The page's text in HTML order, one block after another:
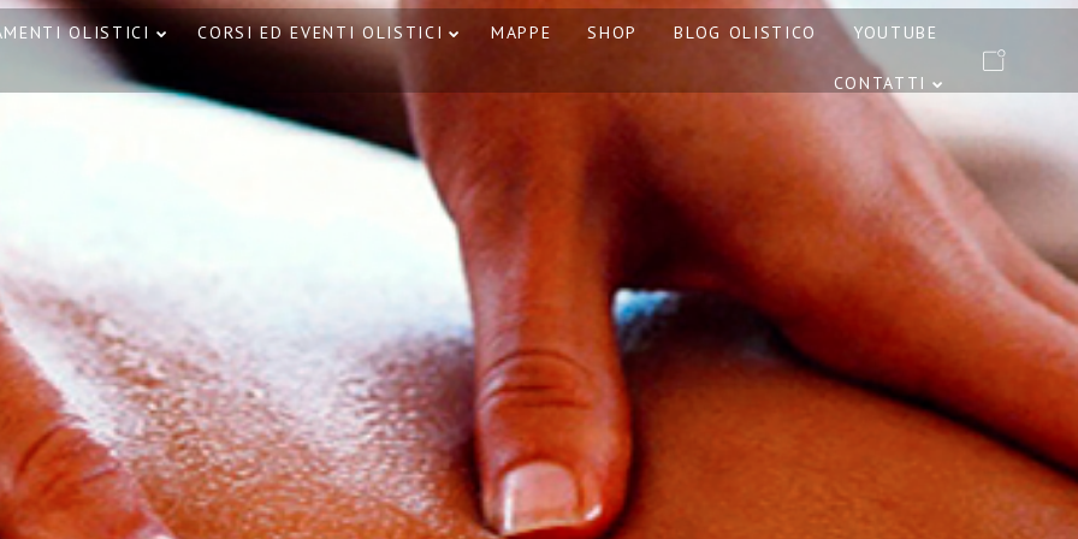
30
OTTOBRE
2023
CORSO MASSAGGIO
SONORO
VIBRAZIONALE CON
LE CAMPANE
TIBETANE A CATANIA
18 NOVEMBRE 2023
30
OTTOBRE
2023
CORSO TRATTAMENTI AYURVEDA
– HOT STONE E PINDASWEDA A
CATANIA 12 NOVEMBRE 2023
21
OLISTICI CORSI ED EVENTI OLISTICI MAPPE SHOP BLOG OLISTICO YOUTUBE
CONTATTI